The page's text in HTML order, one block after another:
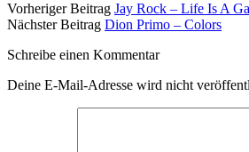
Vorheriger Beitrag Jay Rock – Life Is A
Nächster Beitrag Dion Primo – Colors
Schreibe einen Kommentar
Deine E-Mail-Adresse wird nicht